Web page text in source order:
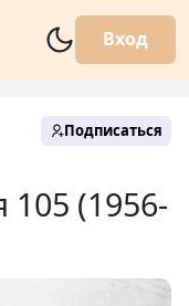
Вход
Подписаться
(1956-